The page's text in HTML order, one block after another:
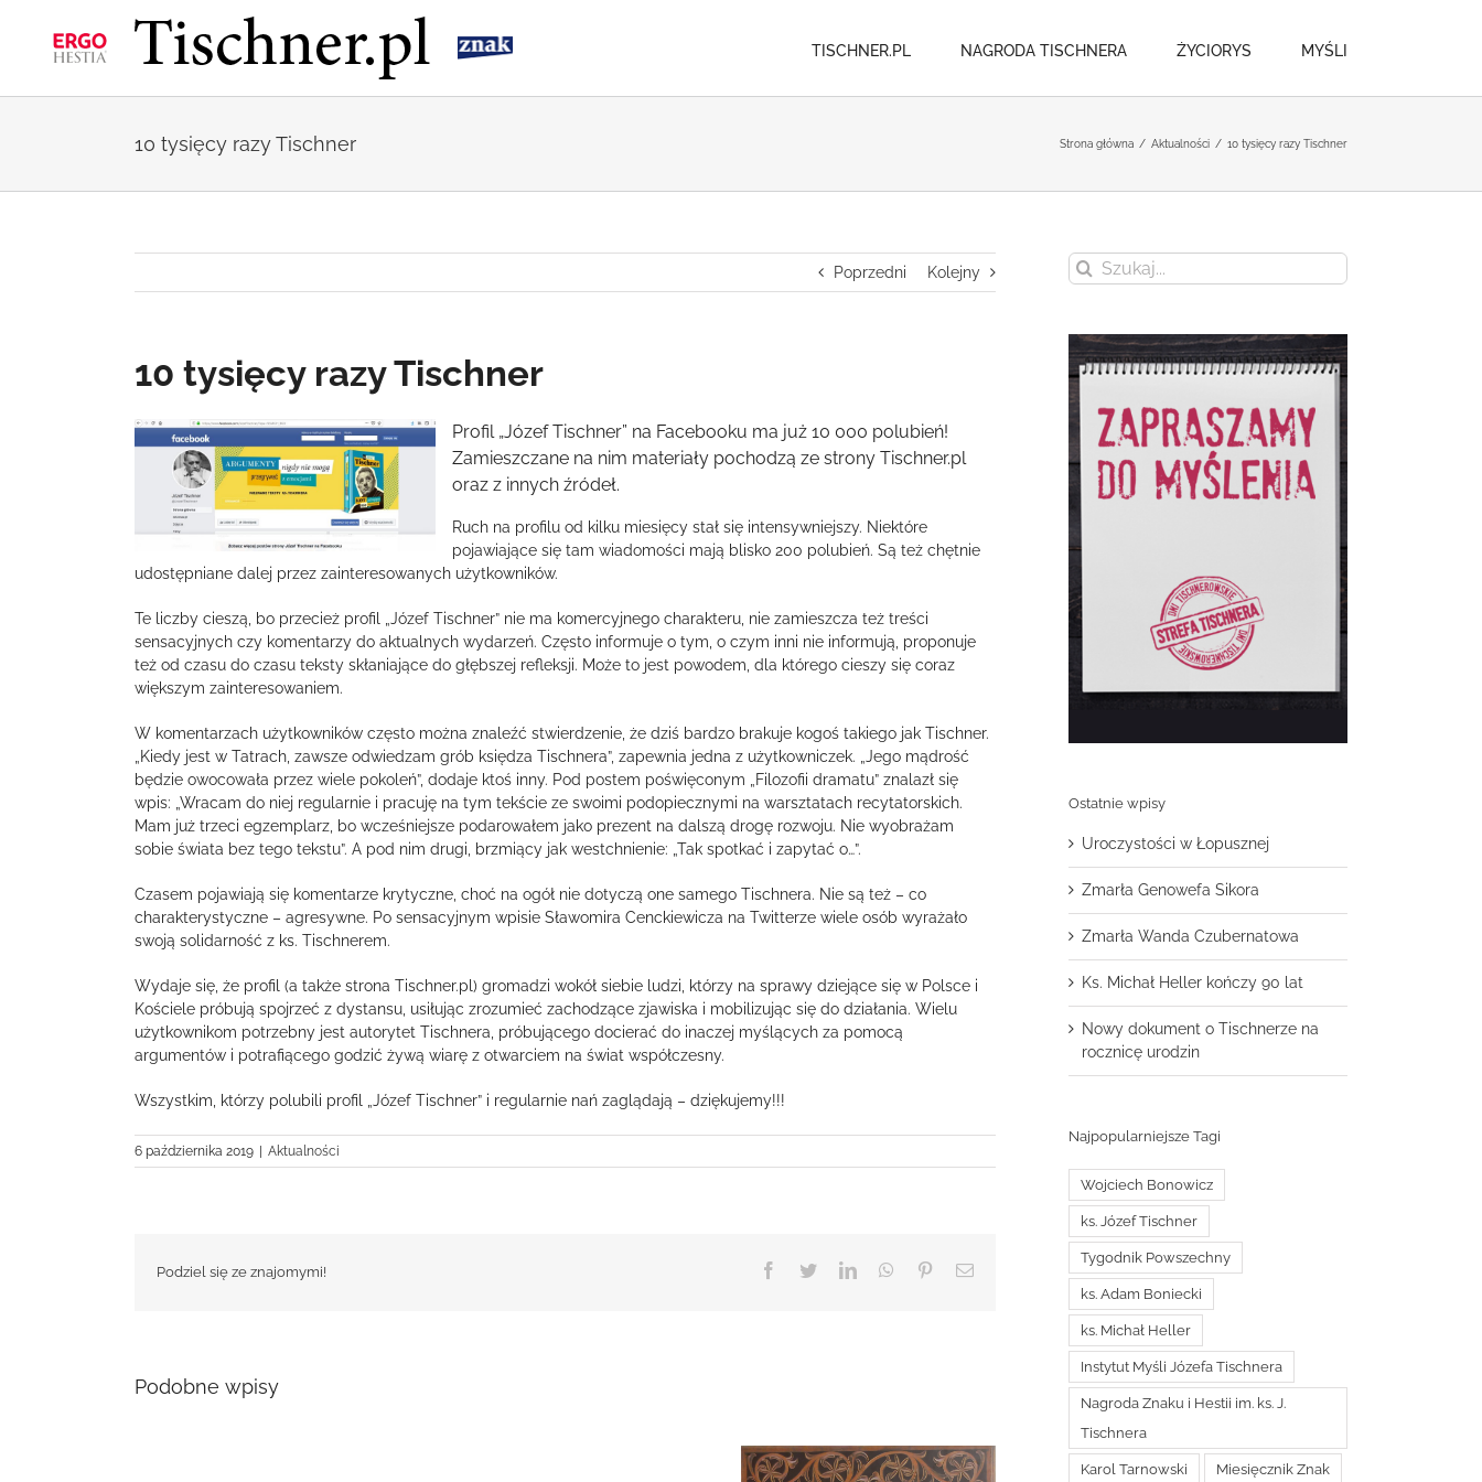
zawartości
TISCHNER.PL NAGRODA TISCHNERA ŻYCIORYS MYŚLI
10 tysięcy razy Tischner Strona główna / Aktualności / 10 tysięcy razy Tischner
Poprzedni Kolejny
10 tysięcy razy Tischner
Pokaż
większy
obrazek
Profil „Józef Tischner” na Facebooku ma już 10 000 polubień!
Zamieszczane na nim materiały pochodzą ze strony Tischner.pl
oraz z innych źródeł.
Ruch na profilu od kilku miesięcy stał się intensywniejszy. Niektóre
pojawiające się tam wiadomości mają blisko 200 polubień. Są też chętnie
udostępniane dalej przez zainteresowanych użytkowników.
Te liczby cieszą, bo przecież profil „Józef Tischner” nie ma komercyjnego charakteru, nie zamieszcza też treści
sensacyjnych czy komentarzy do aktualnych wydarzeń. Często informuje o tym, o czym inni nie informują, proponuje
też od czasu do czasu teksty skłaniające do głębszej refleksji. Może to jest powodem, dla którego cieszy się coraz
większym zainteresowaniem.
W komentarzach użytkowników często można znaleźć stwierdzenie, że dziś bardzo brakuje kogoś takiego jak Tischner.
„Kiedy jest w Tatrach, zawsze odwiedzam grób księdza Tischnera”, zapewnia jedna z użytkowniczek. „Jego mądrość
będzie owocowała przez wiele pokoleń”, dodaje ktoś inny. Pod postem poświęconym „Filozofii dramatu” znalazł się
wpis: „Wracam do niej regularnie i pracuję na tym tekście ze swoimi podopiecznymi na warsztatach recytatorskich.
Mam już trzeci egzemplarz, bo wcześniejsze podarowałem jako prezent na dalszą drogę rozwoju. Nie wyobrażam
sobie świata bez tego tekstu”. A pod nim drugi, brzmiący jak westchnienie: „Tak spotkać i zapytać o…”.
Czasem pojawiają się komentarze krytyczne, choć na ogół nie dotyczą one samego Tischnera. Nie są też – co
charakterystyczne – agresywne. Po sensacyjnym wpisie Sławomira Cenckiewicza na Twitterze wiele osób wyrażało
swoją solidarność z ks. Tischnerem.
Wydaje się, że profil (a także strona Tischner.pl) gromadzi wokół siebie ludzi, którzy na sprawy dziejące się w Polsce i
Kościele próbują spojrzeć z dystansu, usiłując zrozumieć zachodzące zjawiska i mobilizując się do działania. Wielu
użytkownikom potrzebny jest autorytet Tischnera, próbującego docierać do inaczej myślących za pomocą
argumentów i potrafiącego godzić żywą wiarę z otwarciem na świat współczesny.
Wszystkim, którzy polubili profil „Józef Tischner” i regularnie nań zaglądają – dziękujemy!!!
6 października 2019 Aktualności
Podziel się ze znajomymi! Facebook
TwitterLinkedInWhatsApp
PinterestEmail
Podobne wpisy
Szukaj
Ostatnie wpisy
Uroczystości w Łopusznej
Zmarła Genowefa Sikora
Zmarła Wanda Czubernatowa
Ks. Michał Heller kończy 90 lat
Nowy dokument o Tischnerze na
rocznicę urodzin
Najpopularniejsze Tagi
Wojciech Bonowicz
ks. Józef Tischner
Tygodnik Powszechny
ks. Adam Boniecki
ks. Michał Heller
Instytut Myśli Józefa Tischnera
Nagroda Znaku i Hestii im. ks. J.
Tischnera
Karol Tarnowski Miesięcznik Znak